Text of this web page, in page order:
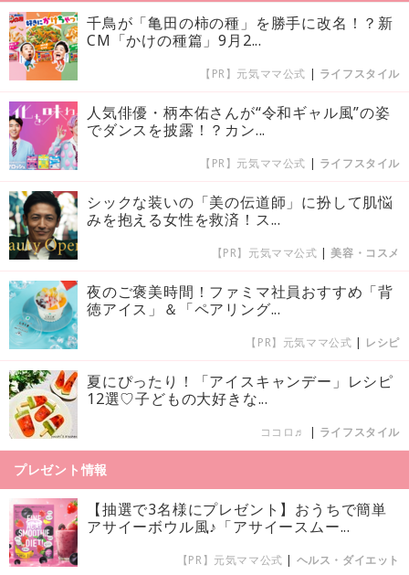
千鳥が「亀田の柿の種」を勝手に改名！？新
CM「かけの種篇」9月2...
【PR】元気ママ公式 | ライフスタイル
人気俳優・柄本佑さんが“令和ギャル風”の姿
でダンスを披露！？カン...
【PR】元気ママ公式 | ライフスタイル
シックな装いの「美の伝道師」に扮して肌悩
みを抱える女性を救済！ス...
【PR】元気ママ公式 |美容・コスメ
夜のご褒美時間！ファミマ社員おすすめ「背
徳アイス」＆「ペアリング...
【PR】元気ママ公式 | レシピ
夏にぴったり！「アイスキャンデー」レシピ
12選♡子どもの大好きな...
ココロ♬ | ライフスタイル
プレゼント情報
【抽選で3名様にプレゼント】おうちで簡単
アサイーボウル風♪「アサイースムー...
【PR】元気ママ公式 | ヘルス・ダイエット